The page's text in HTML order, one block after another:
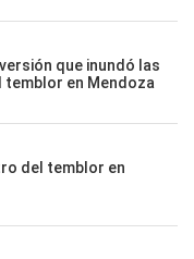
que inundó las
en Mendoza
del temblor en